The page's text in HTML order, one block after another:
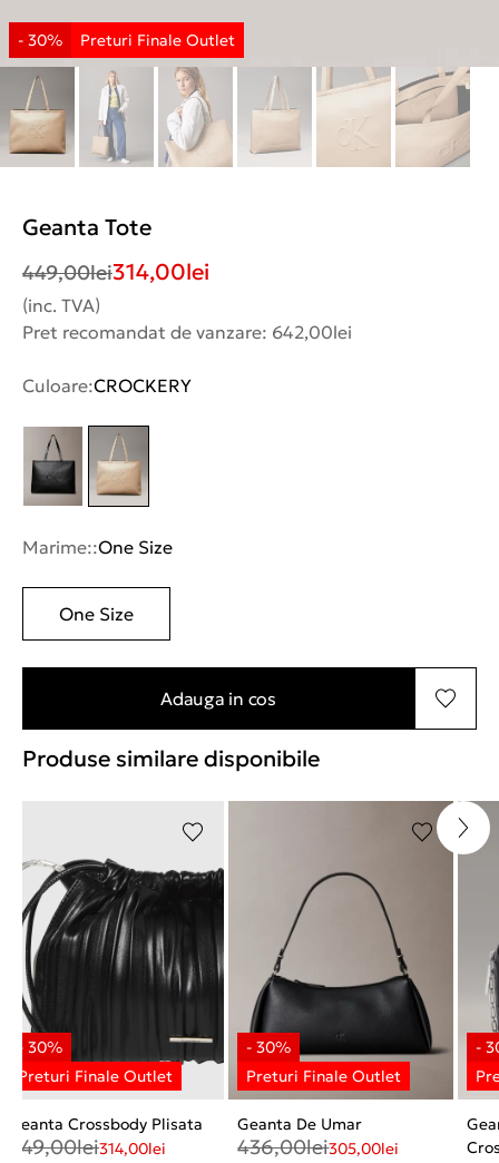
Geanta Tote
449,00lei314,00lei
(inc. TVA)
Pret recomandat de vanzare: 642,00lei
Culoare:CROCKERY
Marime::One Size
One Size
Adauga in cos
Produse similare disponibile
Geanta Crossbody Plisata
449,00lei314,00lei
Geanta De Umar
436,00lei305,00lei